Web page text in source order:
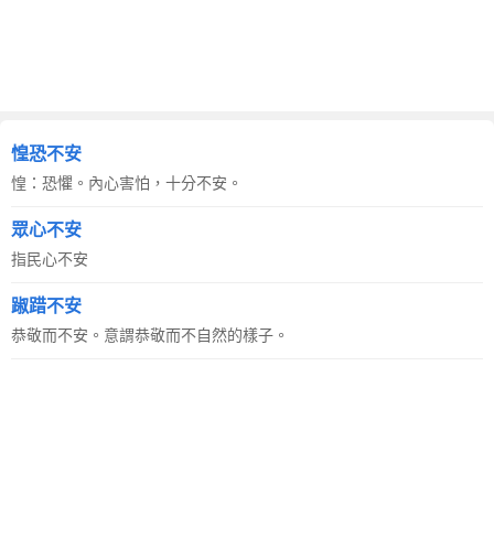
惶恐不安
惶：恐懼。內心害怕，十分不安。
眾心不安
指民心不安
踧踖不安
恭敬而不安。意謂恭敬而不自然的樣子。